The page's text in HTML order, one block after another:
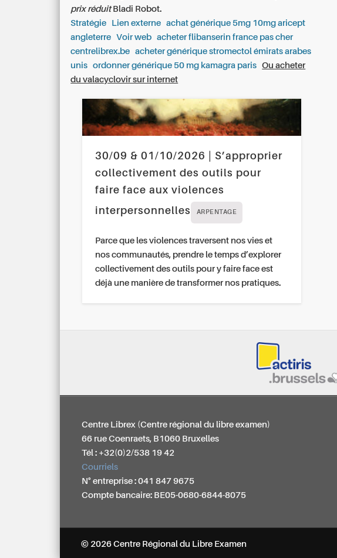
prix réduitBladi Robot.
Stratégie
Lien externe
achat générique 5mg 10mg aricept
angleterre
Voir web
acheter flibanserin france pas cher
centrelibrex.be
acheter générique stromectol émirats arabes
unis
ordonner générique 50 mg kamagra paris
Ou acheter
du valacyclovir sur internet
30/09 & 01/10/2026 | S’approprier
collectivement des outils pour
faire face aux violences
interpersonnelles
ARPENTAGE
Parce que les violences traversent nos vies et
nos communautés, prendre le temps d’explorer
collectivement des outils pour y faire face est
déjà une manière de transformer nos pratiques.
Centre Librex (Centre régional du libre examen)
66 rue Coenraets, B1060 Bruxelles
Tél : +32(0)2/538 19 42
Courriels
N° entreprise : 041 847 9675
Compte bancaire: BE05-0680-6844-8075
© 2026 Centre Régional du Libre Examen